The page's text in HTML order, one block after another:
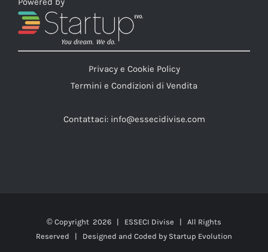
Privacy e Cookie Policy
Termini e Condizioni di Vendita
Contattaci: info@essecidivise.com
© Copyright 2026 | ESSECI Divise | All Rights
Reserved | Designed and Coded by Startup Evolution